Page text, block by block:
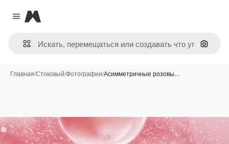
Close menu
Magnific
Поиск
Главная/Стоковый/Фотографии/Асимметричные розовы…